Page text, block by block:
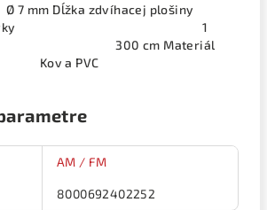
zdvíhacej plošiny
prvky 1
cm Materiál
PVC
AM / FM
8000692402252